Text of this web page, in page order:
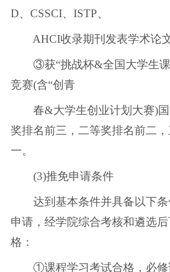
D、CSSCI、ISTP、
AHCI收录期刊发表学术论
③获“挑战杯&全国大学生课
竞赛(含“创青
春&大学生创业计划大赛)国
奖排名前三，二等奖排名前二
一。
(3)推免申请条件
达到基本条件并具备以下条
申请，经学院综合考核和遴选
格：
①课程学习考试合格，必修